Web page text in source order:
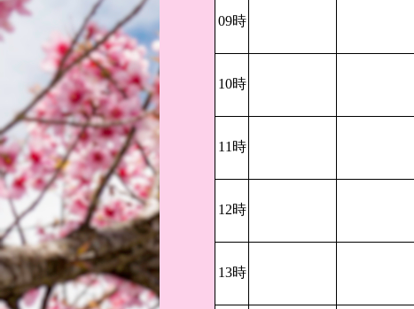
09時
10時
11時
12時
13時